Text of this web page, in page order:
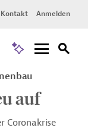
Kontakt Anmelden
auf
Coronakrise